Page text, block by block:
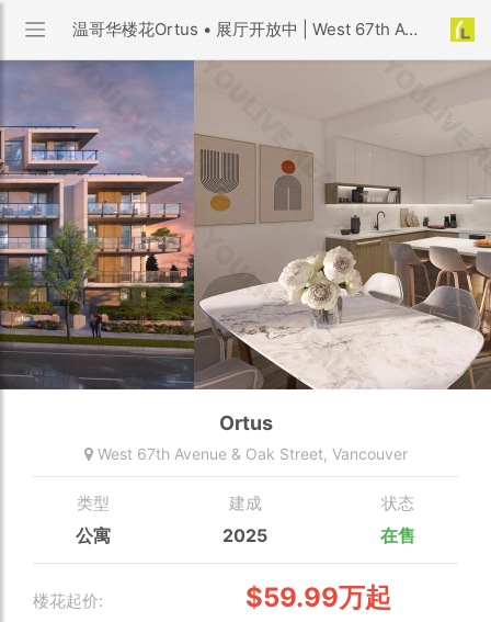
温哥华楼花Ortus • 展厅开放中 | West 67th Avenue & Oak Street, Vancouver
Ortus
West 67th Avenue & Oak Street, Vancouver
类型
公寓
建成
2025
状态
在售
楼花起价: $59.99万起